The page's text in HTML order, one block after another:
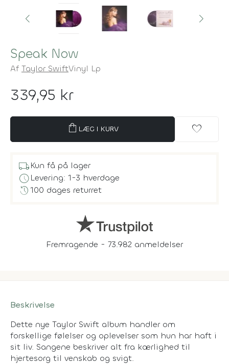
Speak Now
Af Taylor SwiftVinyl Lp
339,95 kr
shopping_bag LÆG I KURV favorite
local_shippingKun få på lager
scheduleLevering: 1-3 hverdage
history100 dages returret
Fremragende - 73.982 anmeldelser
Beskrivelse
Dette nye Taylor Swift album handler om
forskellige følelser og oplevelser som hun har haft i
sit liv. Sangene beskriver alt fra kærlighed til
hjertesorg til venskab og svigt.